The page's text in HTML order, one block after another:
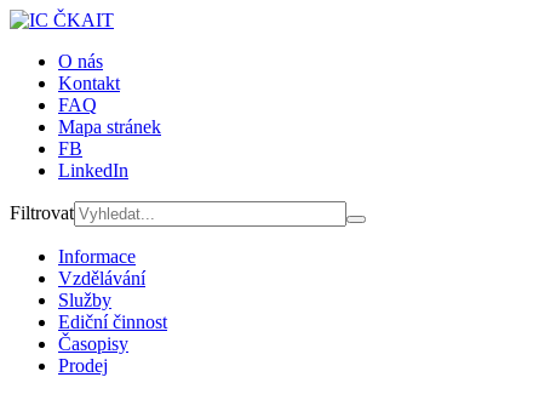
O nás
Kontakt
FAQ
Mapa stránek
FB
LinkedIn
Filtrovat
Informace
Vzdělávání
Služby
Ediční činnost
Časopisy
Prodej